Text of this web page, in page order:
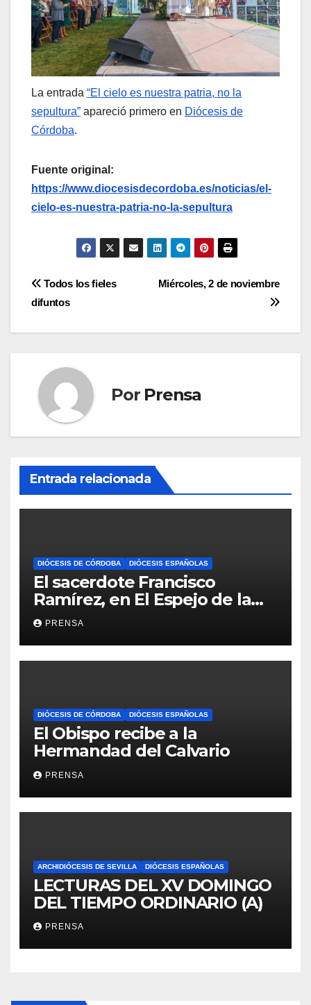
La entrada “El cielo es nuestra patria, no la
sepultura” apareció primero en Diócesis de
Córdoba.
Fuente original:
https://www.diocesisdecordoba.es/noticias/el-
cielo-es-nuestra-patria-no-la-sepultura
Navegación
Miércoles, 2 de noviembre
Todos los fieles
difuntos
Por Prensa
Entrada relacionada
DIÓCESIS DE CÓRDOBA DIÓCESIS ESPAÑOLAS
El sacerdote Francisco
Ramírez, en El Espejo de la
Iglesia
PRENSA
DIÓCESIS DE CÓRDOBA DIÓCESIS ESPAÑOLAS
El Obispo recibe a la
Hermandad del Calvario
PRENSA
ARCHIDIÓCESIS DE SEVILLA DIÓCESIS ESPAÑOLAS
LECTURAS DEL XV DOMINGO
DEL TIEMPO ORDINARIO (A)
PRENSA